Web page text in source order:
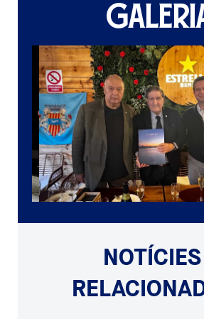
NOTÍCIES